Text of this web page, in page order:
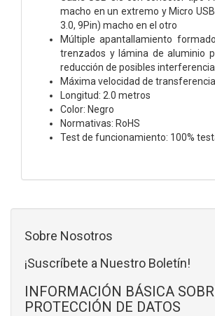
macho en un extremo y Micro
3.0, 9Pin) macho en el otro
Múltiple apantallamiento
trenzados y lámina de aluminio
reducción de posibles
Máxima velocidad de
Longitud: 2.0 metros
Color: Negro
Normativas: RoHS
Test de funcionamiento: 100%
Sobre Nosotros
¡Suscríbete a Nuestro Boletín!
INFORMACIÓN BÁSICA
PROTECCIÓN DE DATOS